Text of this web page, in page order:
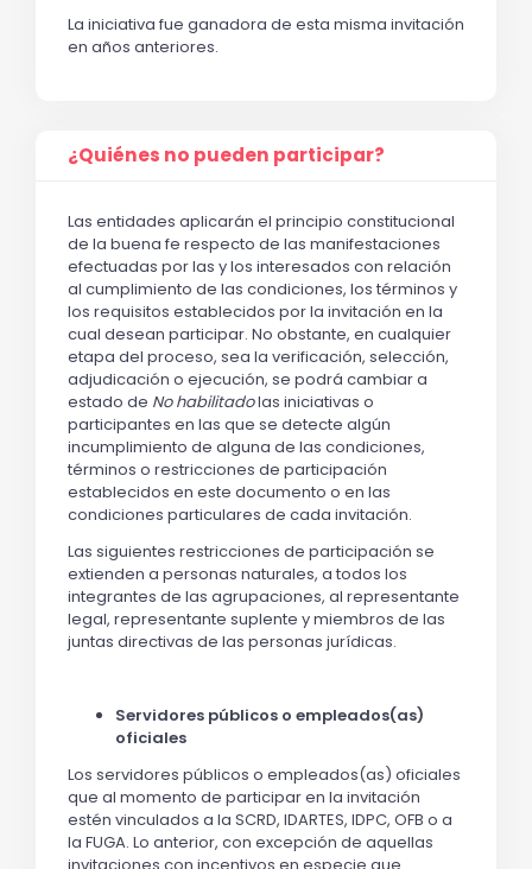
La iniciativa fue ganadora de esta misma invitación
en años anteriores.
¿Quiénes no pueden participar?
Las entidades aplicarán el principio constitucional
de la buena fe respecto de las manifestaciones
efectuadas por las y los interesados con relación
al cumplimiento de las condiciones, los términos y
los requisitos establecidos por la invitación en la
cual desean participar. No obstante, en cualquier
etapa del proceso, sea la verificación, selección,
adjudicación o ejecución, se podrá cambiar a
estado de No habilitadolas iniciativas o
participantes en las que se detecte algún
incumplimiento de alguna de las condiciones,
términos o restricciones de participación
establecidos en este documento o en las
condiciones particulares de cada invitación.
Las siguientes restricciones de participación se
extienden a personas naturales, a todos los
integrantes de las agrupaciones, al representante
legal, representante suplente y miembros de las
juntas directivas de las personas jurídicas.
Servidores públicos o empleados(as)
oficiales
Los servidores públicos o empleados(as) oficiales
que al momento de participar en la invitación
estén vinculados a la SCRD, IDARTES, IDPC, OFB o a
la FUGA. Lo anterior, con excepción de aquellas